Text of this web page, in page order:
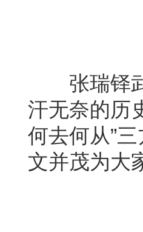
张瑞铎武
汗无奈的历
何去何从”
文并茂为大